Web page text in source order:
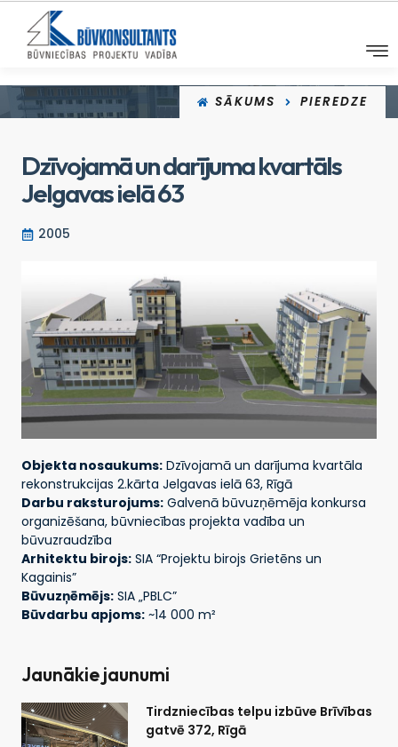
SĀKUMS PIEREDZE
Dzīvojamā un darījuma kvartāls
Jelgavas ielā 63
2005
Objekta nosaukums: Dzīvojamā un darījuma kvartāla
rekonstrukcijas 2.kārta Jelgavas ielā 63, Rīgā
Darbu raksturojums: Galvenā būvuzņēmēja konkursa
organizēšana, būvniecības projekta vadība un
būvuzraudzība
Arhitektu birojs: SIA “Projektu birojs Grietēns un
Kagainis”
Būvuzņēmējs: SIA „PBLC”
Būvdarbu apjoms: ~14 000 m²
Jaunākie jaunumi
Tirdzniecības telpu izbūve Brīvības
gatvē 372, Rīgā